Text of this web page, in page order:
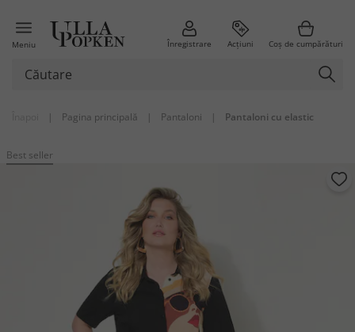
Meniu Înregistrare Acțiuni Coș de cumpărături
| Pagina principală | Pantaloni | Pantaloni cu elastic
Best seller